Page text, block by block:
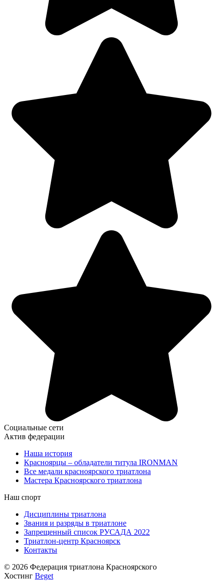
Социальные сети
Актив федерации
Наша история
Красноярцы – обладатели титула IRONMAN
Все медали красноярского триатлона
Мастера Красноярского триатлона
Наш спорт
Дисциплины триатлона
Звания и разряды в триатлоне
Запрещенный список РУСАДА 2022
Триатлон-центр Красноярск
Контакты
© 2026 Федерация триатлона Красноярского
Хостинг Beget